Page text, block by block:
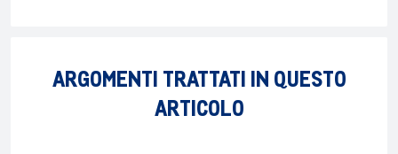
ARGOMENTI TRATTATI IN QUESTO
ARTICOLO